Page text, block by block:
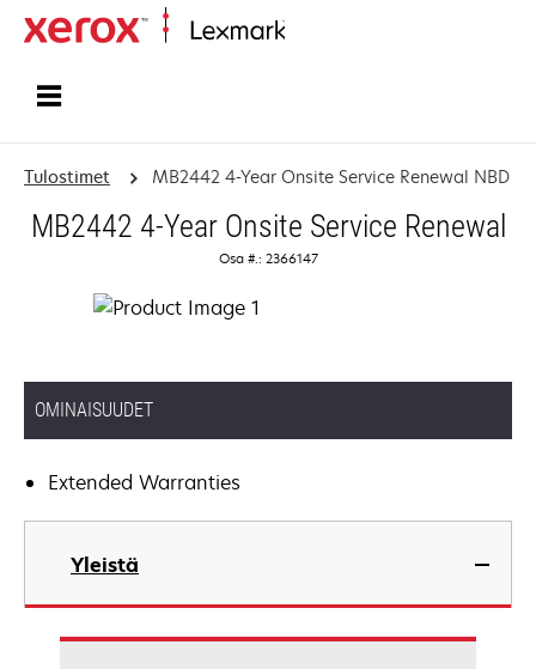
Tulostimet MB2442 4-Year Onsite Service Renewal NBD
MB2442 4-Year Onsite Service Renewal
Osa #.: 2366147
OMINAISUUDET
Extended Warranties
Yleistä